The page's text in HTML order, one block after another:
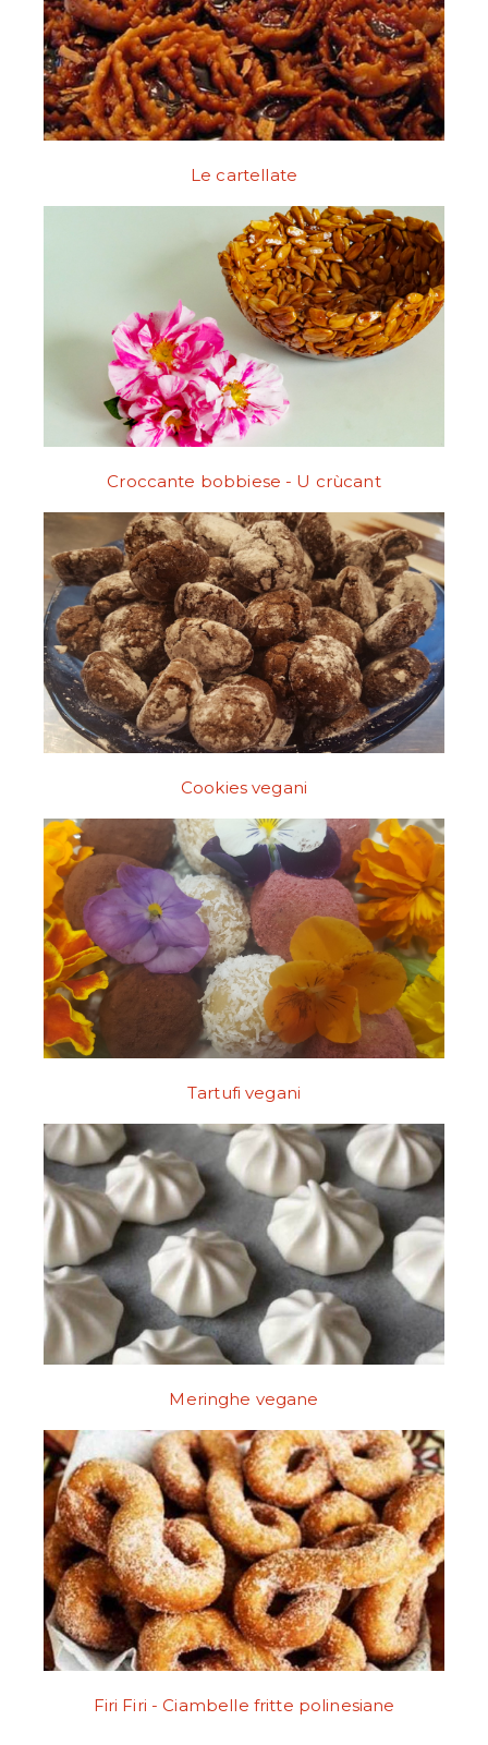
Le cartellate
Croccante bobbiese - U crùcant
Cookies vegani
Tartufi vegani
Meringhe vegane
Firi Firi - Ciambelle fritte polinesiane